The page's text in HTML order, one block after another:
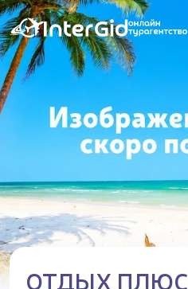
ОТДЫХ ПЛЮС